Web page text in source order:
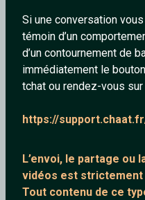
Si une conversation
témoin d’un
d’un contournement de
immédiatement le bouton
tchat ou rendez-vous sur
https://
L’envoi, le partage ou
vidéos est
Tout contenu de ce
squaw77